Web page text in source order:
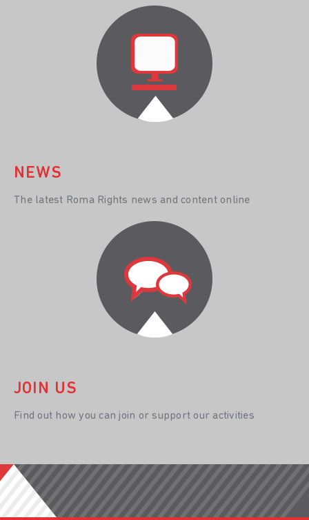
NEWS
The latest Roma Rights news and content online
JOIN US
Find out how you can join or support our activities